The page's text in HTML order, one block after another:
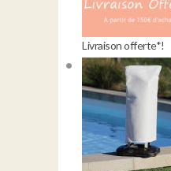
Nettoyer sa poche